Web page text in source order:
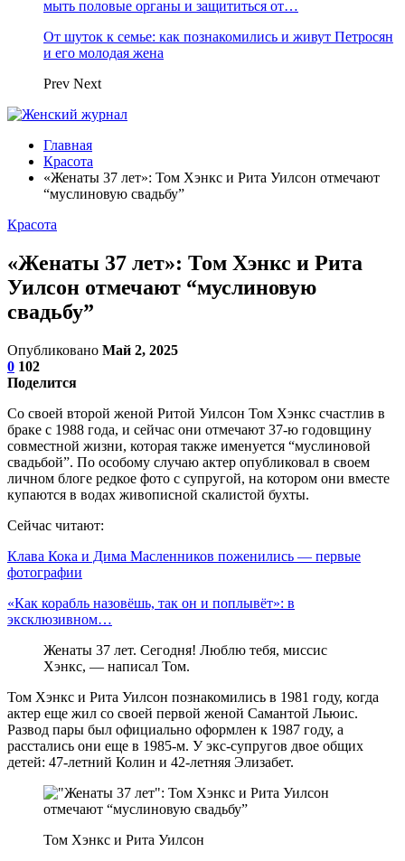
мыть половые органы и защититься от…
От шуток к семье: как познакомились и живут Петросян
и его молодая жена
Prev Next
Главная
Красота
«Женаты 37 лет»: Том Хэнкс и Рита Уилсон отмечают
“муслиновую свадьбу”
Красота
«Женаты 37 лет»: Том Хэнкс и Рита
Уилсон отмечают “муслиновую
свадьбу”
Опубликовано Май 2, 2025
0 102
Поделится
Со своей второй женой Ритой Уилсон Том Хэнкс счастлив в
браке с 1988 года, и сейчас они отмечают 37-ю годовщину
совместной жизни, которая также именуется “муслиновой
свадьбой”. По особому случаю актер опубликовал в своем
личном блоге редкое фото с супругой, на котором они вместе
купаются в водах живописной скалистой бухты.
Сейчас читают:
Клава Кока и Дима Масленников поженились — первые
фотографии
«Как корабль назовёшь, так он и поплывёт»: в
эксклюзивном…
Женаты 37 лет. Сегодня! Люблю тебя, миссис
Хэнкс, — написал Том.
Том Хэнкс и Рита Уилсон познакомились в 1981 году, когда
актер еще жил со своей первой женой Самантой Льюис.
Развод пары был официально оформлен к 1987 году, а
расстались они еще в 1985-м. У экс-супругов двое общих
детей: 47-летний Колин и 42-летняя Элизабет.
Том Хэнкс и Рита Уилсон